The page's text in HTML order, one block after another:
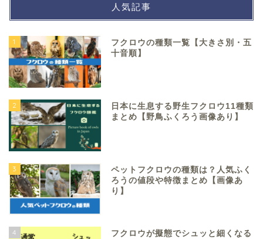
人気記事
1
フクロウの種類一覧【大きさ別・五
十音順】
2
日本に生息する野生フクロウ11種類
まとめ【野鳥ふくろう画像あり】
3
ペットフクロウの種類は？人気ふく
ろうの値段や特徴まとめ【画像あ
り】
4
フクロウが擬態でシュッと細くなる